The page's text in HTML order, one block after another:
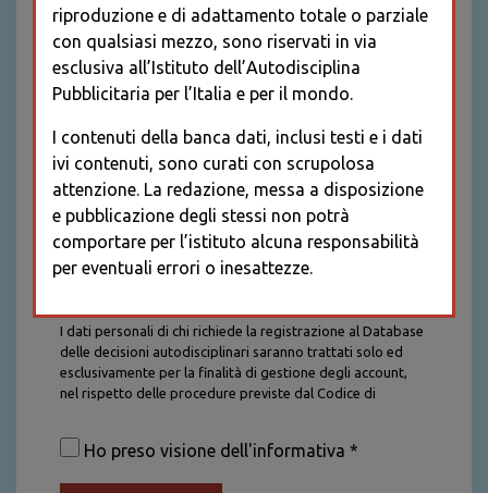
I dati personali di chi richiede la registrazione al Database
delle decisioni autodisciplinari saranno trattati solo ed
esclusivamente per la finalità di gestione degli account,
nel rispetto delle procedure previste dal Codice di
saranno trattati con tutte le cautele richieste dalla legge e
saranno conservati per la durata stabilita caso per caso
Ho preso visione dell'informativa *
riproduzione e di adattamento totale o parziale
con qualsiasi mezzo, sono riservati in via
esclusiva all’Istituto dell’Autodisciplina
Pubblicitaria per l’Italia e per il mondo.
I contenuti della banca dati, inclusi testi e i dati
ivi contenuti, sono curati con scrupolosa
attenzione. La redazione, messa a disposizione
e pubblicazione degli stessi non potrà
comportare per l’istituto alcuna responsabilità
per eventuali errori o inesattezze.